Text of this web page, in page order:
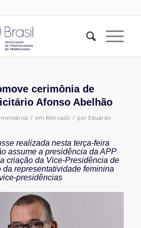
cerimônia de
Afonso Abelhão
/ em Mercado / por Eduardo
realizada nesta terça-feira
assume a presidência da APP
criação da Vice-Presidência de
representatividade feminina
presidências